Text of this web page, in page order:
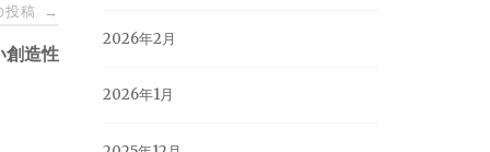
投稿 →
創造性
2026年2月
2026年1月